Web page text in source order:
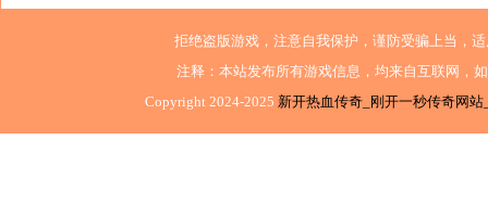
拒绝盗版游戏，注意自我保护，谨防受骗上当，
注释：本站发布所有游戏信息，均来自互联网，
Copyright 2024-2025 新开热血传奇_刚开一秒传奇网